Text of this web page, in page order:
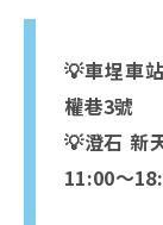
💡車埕車
權巷3號
💡澄石 新
11:00～